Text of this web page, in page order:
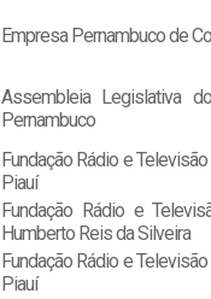
Empresa Pernambuco de
Assembleia Legislativa
Pernambuco
Fundação Rádio e
Piauí
Fundação Rádio e
Humberto Reis da Silveira
Fundação Rádio e
Piauí